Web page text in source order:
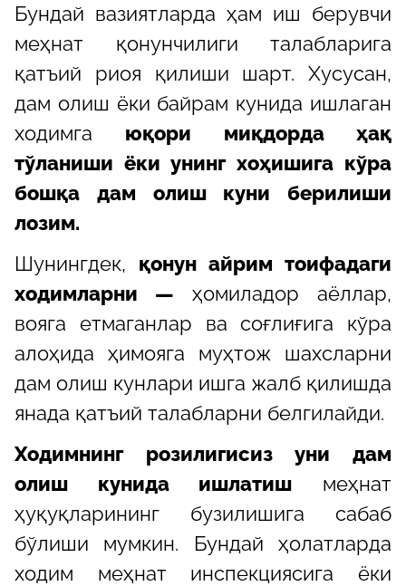
Бундай вазиятларда ҳам иш берувчи
меҳнат қонунчилиги талабларига
қатъий риоя қилиши шарт. Хусусан,
дам олиш ёки байрам кунида ишлаган
ходимга юқори миқдорда ҳақ
тўланиши ёки унинг хоҳишига кўра
бошқа дам олиш куни берилиши
лозим.
Шунингдек, қонун айрим тоифадаги
ходимларни — ҳомиладор аёллар,
вояга етмаганлар ва соғлиғига кўра
алоҳида ҳимояга муҳтож шахсларни
дам олиш кунлари ишга жалб қилишда
янада қатъий талабларни белгилайди.
Ходимнинг розилигисиз уни дам
олиш кунида ишлатиш меҳнат
ҳуқуқларининг бузилишига сабаб
бўлиши мумкин. Бундай ҳолатларда
ходим меҳнат инспекциясига ёки